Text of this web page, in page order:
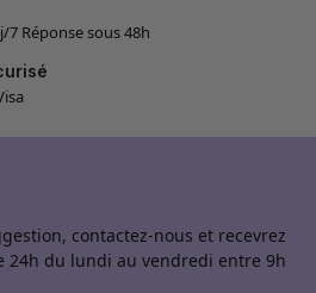
7 Réponse sous 48h
contactez-nous et recevrez
24h du lundi au vendredi entre 9h